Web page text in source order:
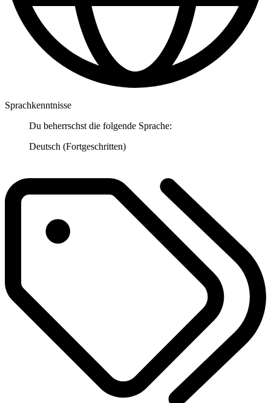
Sprachkenntnisse
Du beherrschst die folgende Sprache:
Deutsch (Fortgeschritten)